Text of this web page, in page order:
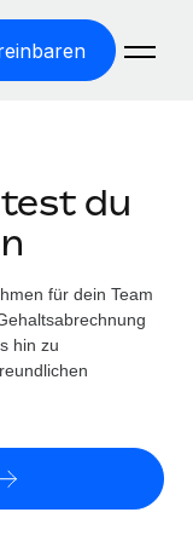
Niederlassungen
Einstellung
du
für dein Team
hin zu